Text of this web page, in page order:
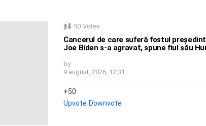
50 Votes
Cancerul de care suferă fostul
Joe Biden s-a agravat, spune fiul său
by
9 august, 2026, 12:31
50
Upvote Downvote